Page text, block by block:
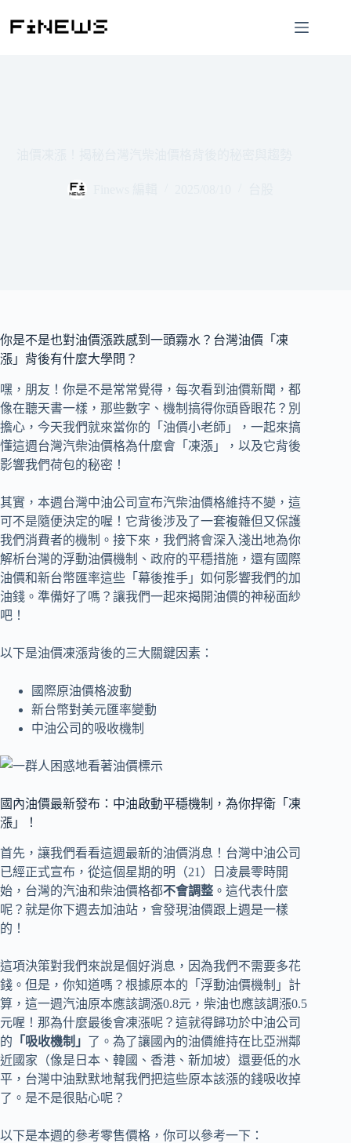
你是不是也對油價漲跌感到一頭霧水？台灣油價「凍
漲」背後有什麼大學問？
嘿，朋友！你是不是常常覺得，每次看到油價新聞，都
像在聽天書一樣，那些數字、機制搞得你頭昏眼花？別
擔心，今天我們就來當你的「油價小老師」，一起來搞
懂這週台灣汽柴油價格為什麼會「凍漲」，以及它背後
影響我們荷包的秘密！
其實，本週台灣中油公司宣布汽柴油價格維持不變，這
可不是隨便決定的喔！它背後涉及了一套複雜但又保護
我們消費者的機制。接下來，我們將會深入淺出地為你
解析台灣的浮動油價機制、政府的平穩措施，還有國際
油價和新台幣匯率這些「幕後推手」如何影響我們的加
油錢。準備好了嗎？讓我們一起來揭開油價的神秘面紗
吧！
以下是油價凍漲背後的三大關鍵因素：
國際原油價格波動
新台幣對美元匯率變動
中油公司的吸收機制
國內油價最新發布：中油啟動平穩機制，為你捍衛「凍
漲」！
首先，讓我們看看這週最新的油價消息！台灣中油公司
已經正式宣布，從這個星期的明（21）日凌晨零時開
始，台灣的汽油和柴油價格都不會調整 。這代表什麼
呢？就是你下週去加油站，會發現油價跟上週是一樣
的！
這項決策對我們來說是個好消息，因為我們不需要多花
錢。但是，你知道嗎？根據原本的「浮動油價機制」計
算，這一週汽油原本應該調漲0.8元，柴油也應該調漲0.5
元喔！那為什麼最後會凍漲呢？這就得歸功於中油公司
的 「吸收機制」 了。為了讓國內的油價維持在比亞洲鄰
近國家（像是日本、韓國、香港、新加坡）還要低的水
平，台灣中油默默地幫我們把這些原本該漲的錢吸收掉
了。是不是很貼心呢？
以下是本週的參考零售價格，你可以參考一下：